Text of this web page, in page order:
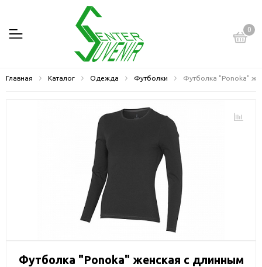
0
Главная Каталог Одежда Футболки Футболка "Ponoka"
Футболка "Ponoka" женская с длинным